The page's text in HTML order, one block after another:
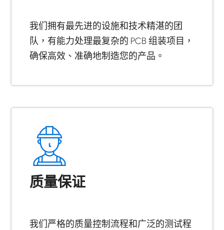
我们拥有最先进的设施和技术精湛的团
队，有能力处理最复杂的 PCB 组装项目，
确保高效、准确地制造您的产品。
质量保证
我们严格的质量控制流程和广泛的测试程